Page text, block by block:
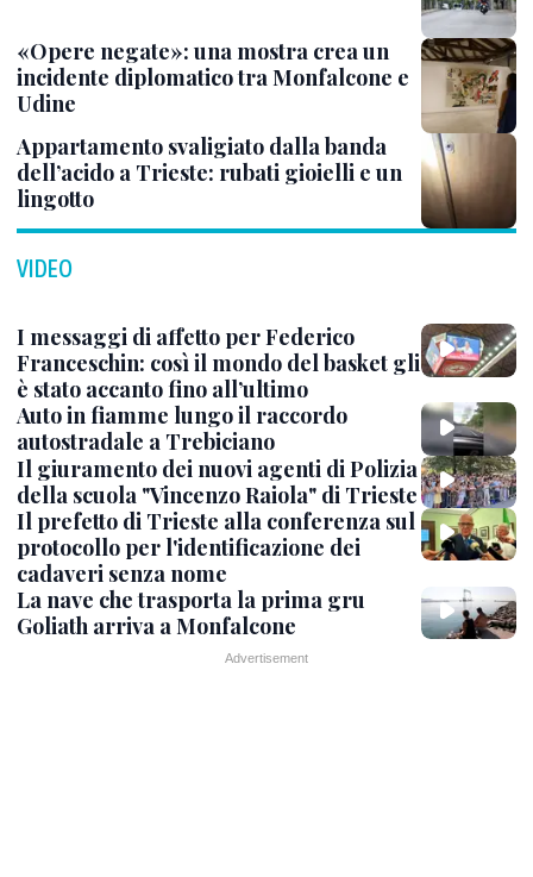
«Opere negate»: una mostra crea un
incidente diplomatico tra Monfalcone e
Udine
Appartamento svaligiato dalla banda
dell’acido a Trieste: rubati gioielli e un
lingotto
VIDEO
I messaggi di affetto per Federico
Franceschin: così il mondo del basket gli
è stato accanto fino all’ultimo
Auto in fiamme lungo il raccordo
autostradale a Trebiciano
Il giuramento dei nuovi agenti di Polizia
della scuola "Vincenzo Raiola" di Trieste
Il prefetto di Trieste alla conferenza sul
protocollo per l'identificazione dei
cadaveri senza nome
La nave che trasporta la prima gru
Goliath arriva a Monfalcone